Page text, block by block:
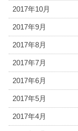
2017年10月
2017年9月
2017年8月
2017年7月
2017年6月
2017年5月
2017年4月